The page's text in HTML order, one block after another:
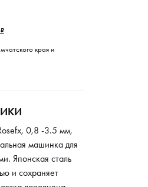
₽
края и
0,8 -3.5 мм,
машинка для
Японская сталь
и сохраняет